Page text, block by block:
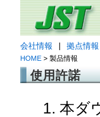
会社情報 拠点情報
HOME > 製品情報
使用許諾
1. 本ダ